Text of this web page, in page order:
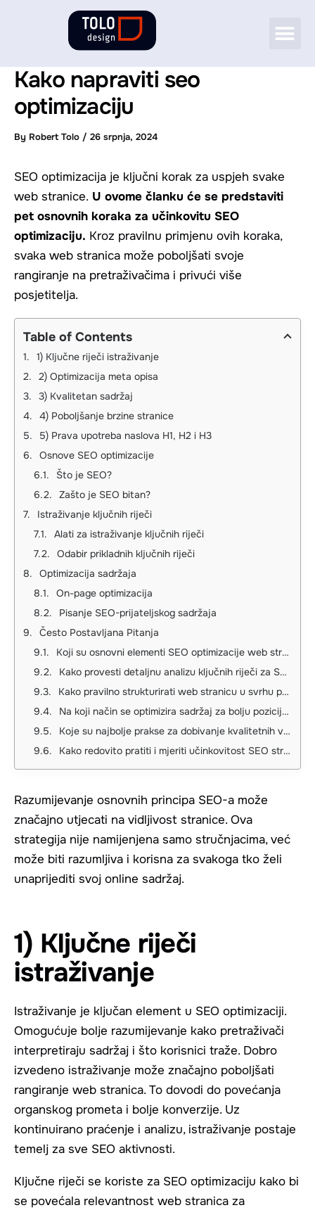
Kako napraviti seo
optimizaciju
By Robert Tolo / 26 srpnja, 2024
SEO optimizacija je ključni korak za uspjeh svake
web stranice. U ovome članku će se predstaviti
pet osnovnih koraka za učinkovitu SEO
optimizaciju. Kroz pravilnu primjenu ovih koraka,
svaka web stranica može poboljšati svoje
rangiranje na pretraživačima i privući više
posjetitelja.
Table of Contents
1) Ključne riječi istraživanje
2) Optimizacija meta opisa
3) Kvalitetan sadržaj
4) Poboljšanje brzine stranice
5) Prava upotreba naslova H1, H2 i H3
Osnove SEO optimizacije
Što je SEO?
Zašto je SEO bitan?
Istraživanje ključnih riječi
Alati za istraživanje ključnih riječi
Odabir prikladnih ključnih riječi
Optimizacija sadržaja
On-page optimizacija
Pisanje SEO-prijateljskog sadržaja
Često Postavljana Pitanja
Koji su osnovni elementi SEO optimizacije web stranice?
Kako provesti detaljnu analizu ključnih riječi za SEO?
Kako pravilno strukturirati web stranicu u svrhu poboljšanja SEO-a?
Na koji način se optimizira sadržaj za bolju poziciju u tražilicama?
Koje su najbolje prakse za dobivanje kvalitetnih vanjskih linkova?
Kako redovito pratiti i mjeriti učinkovitost SEO strategije?
Razumijevanje osnovnih principa SEO-a može
značajno utjecati na vidljivost stranice. Ova
strategija nije namijenjena samo stručnjacima, već
može biti razumljiva i korisna za svakoga tko želi
unaprijediti svoj online sadržaj.
1) Ključne riječi
istraživanje
Istraživanje je ključan element u SEO optimizaciji.
Omogućuje bolje razumijevanje kako pretraživači
interpretiraju sadržaj i što korisnici traže. Dobro
izvedeno istraživanje može značajno poboljšati
rangiranje web stranica. To dovodi do povećanja
organskog prometa i bolje konverzije. Uz
kontinuirano praćenje i analizu, istraživanje postaje
temelj za sve SEO aktivnosti.
Ključne riječi se koriste za SEO optimizaciju kako bi
se povećala relevantnost web stranica za